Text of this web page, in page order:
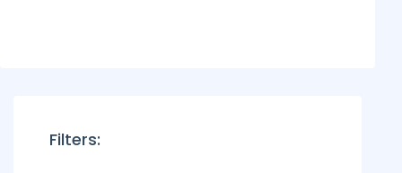
Filters: